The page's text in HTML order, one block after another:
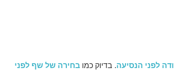
לפני הנסיעה. בדיוק כמו בחירה של שף לפני